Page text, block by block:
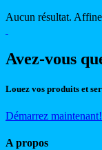
Aucun résultat.
Avez-vous
Louez vos produits et
Démarrez maintenant!
A propos